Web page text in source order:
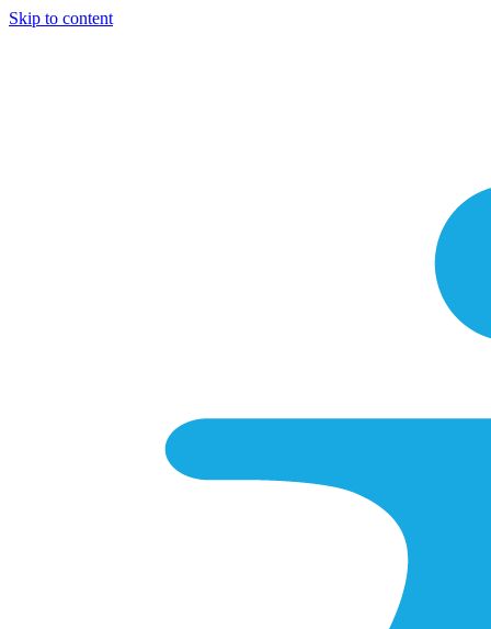
Skip to content